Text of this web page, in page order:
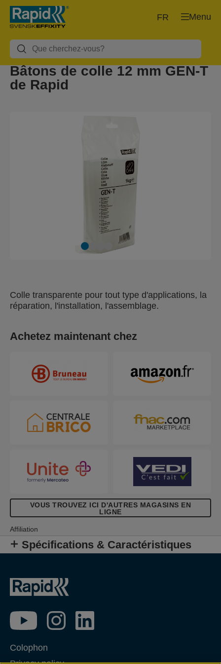
Menu
FR
Bâtons de colle 12 mm GEN-T
de Rapid
Colle transparente pour tout type d'applications, la
réparation, l'installation, l'assemblage.
Achetez maintenant chez
VOUS TROUVEZ ICI D'AUTRES MAGASINS EN
LIGNE
Affiliation
Spécifications & Caractéristiques
Colophon